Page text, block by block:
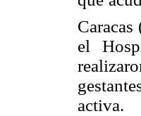
el
activa.